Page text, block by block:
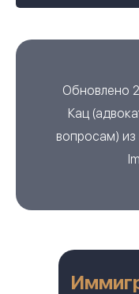
Обновлено
Кац (
вопросам) из